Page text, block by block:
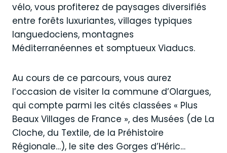
vélo, vous profiterez de paysages diversifiés
entre forêts luxuriantes, villages typiques
languedociens, montagnes
Méditerranéennes et somptueux Viaducs.
Au cours de ce parcours, vous aurez
l’occasion de visiter la commune d’Olargues,
qui compte parmi les cités classées « Plus
Beaux Villages de France », des Musées (de La
Cloche, du Textile, de la Préhistoire
Régionale…), le site des Gorges d’Héric…